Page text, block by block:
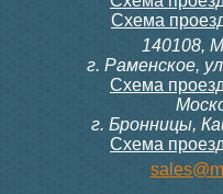
Конвектор ITT.080.200.1000
с решеткой GRILL.SGW-20-
3 950
Схема
140108,
г. Раменское,
Схема
г. Бронницы,
Схема